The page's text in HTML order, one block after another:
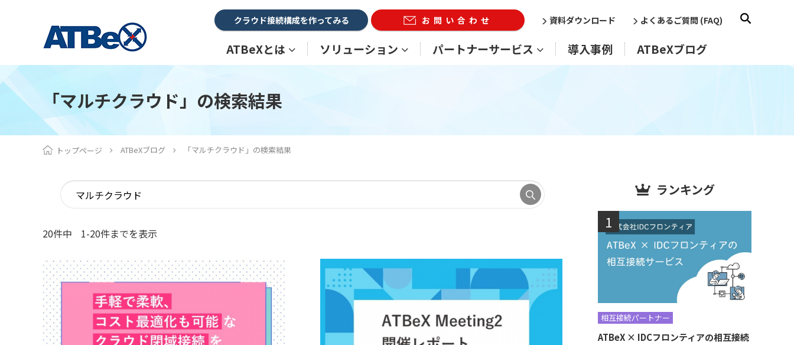
クラウド接続構成を作ってみる お問い合わせ 資料ダウンロード よくあるご質問 (FAQ)
ATBeXとは ソリューション パートナーサービス 導入事例 ATBeXブログ
「マルチクラウド」の検索結果
トップページ ATBeXブログ 「マルチクラウド」の検索結果
20件中 1-20件までを表示
ランキング
相互接続パートナー
ATBeX × IDCフロンティアの相互接続